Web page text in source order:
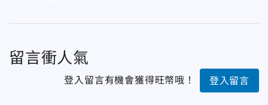
留言衝人氣
登入留言有機會獲得旺幣哦！ 登入留言